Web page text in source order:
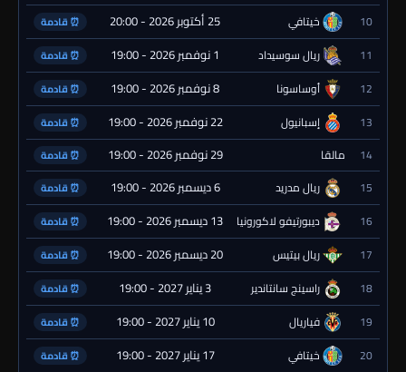
10 خيتافي 25 أكتوبر 2026 - 20:00 ⏰ قادمة
11 ريال سوسيداد 1 نوفمبر 2026 - 19:00 ⏰ قادمة
12 أوساسونا 8 نوفمبر 2026 - 19:00 ⏰ قادمة
13 إسبانيول 22 نوفمبر 2026 - 19:00 ⏰ قادمة
14 مالقا 29 نوفمبر 2026 - 19:00 ⏰ قادمة
15 ريال مدريد 6 ديسمبر 2026 - 19:00 ⏰ قادمة
16 ديبورتيفو لاكورونيا 13 ديسمبر 2026 - 19:00 ⏰ قادمة
17 ريال بيتيس 20 ديسمبر 2026 - 19:00 ⏰ قادمة
18 راسينج سانتاندير 3 يناير 2027 - 19:00 ⏰ قادمة
19 فياريال 10 يناير 2027 - 19:00 ⏰ قادمة
20 خيتافي 17 يناير 2027 - 19:00 ⏰ قادمة